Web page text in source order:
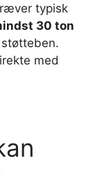
typisk
30 ton
med